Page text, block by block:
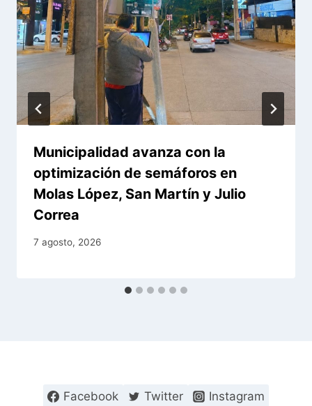
Municipalidad avanza con la
optimización de semáforos en
Molas López, San Martín y Julio
Correa
7 agosto, 2026
Facebook Twitter
Instagram